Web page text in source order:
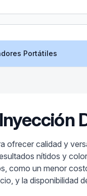
Portátiles
calidad y
nítidos y
un menor
y la disponibilidad